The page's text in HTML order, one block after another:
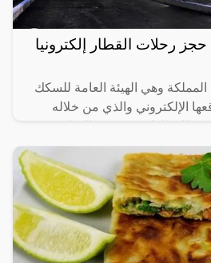
رحلات القطار إلكترونيا
وهي الهيئة العامة للسكك
الإلكتروني والذي من خلاله